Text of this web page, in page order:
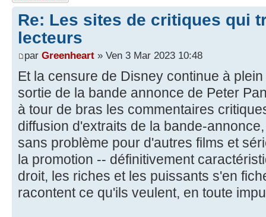
Re: Les sites de critiques qui
lecteurs
par Greenheart » Ven 3 Mar 2023 10:48
Et la censure de Disney continue à
sortie de la bande annonce de Peter
à tour de bras les commentaires
diffusion d'extraits de la bande-
sans problème pour d'autres films et
la promotion -- définitivement
droit, les riches et les puissants s'en
racontent ce qu'ils veulent, en toute